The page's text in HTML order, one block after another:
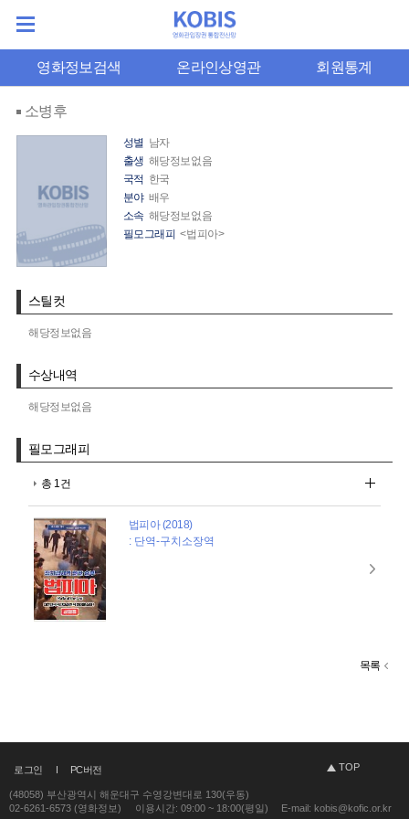
영화정보검색 온라인상영관 회원통계
소병후
성별 남자
출생 해당정보없음
국적 한국
분야 배우
소속 해당정보없음
필모그래피 <법피아>
스틸컷
해당정보없음
수상내역
해당정보없음
필모그래피
총 1건
법피아 (2018)
: 단역-구치소장역
목록
로그인 PC버전 TOP
(48058) 부산광역시 해운대구 수영강변대로 130(우동)
02-6261-6573 (영화정보)
이용시간: 09:00 ~ 18:00(평일) E-mail: kobis@kofic.or.kr